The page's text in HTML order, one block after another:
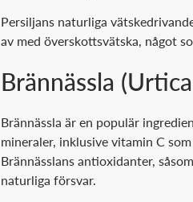
Persiljans naturliga
av med överskottsvätska, något
Brännässla
Brännässla är en populär
mineraler, inklusive vitamin C
Brännässlans antioxidanter,
naturliga försvar.